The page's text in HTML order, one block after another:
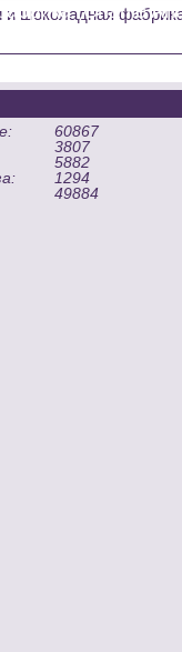
(Charlie
и шоколадная
60867
3807
5882
1294
49884